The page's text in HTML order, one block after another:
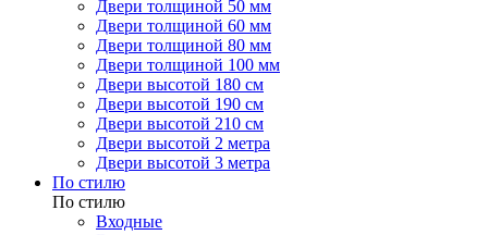
Двери толщиной 50 мм
Двери толщиной 60 мм
Двери толщиной 80 мм
Двери толщиной 100 мм
Двери высотой 180 см
Двери высотой 190 см
Двери высотой 210 см
Двери высотой 2 метра
Двери высотой 3 метра
По стилю
По стилю
Входные